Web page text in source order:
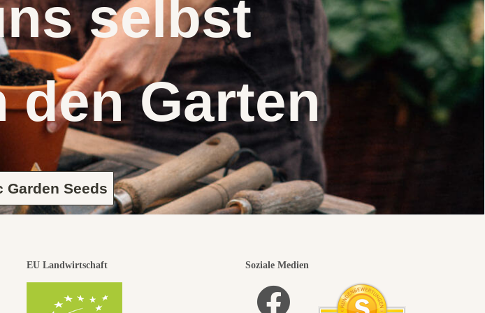
selbst
Garten
Garden Seeds
EU Landwirtschaft Soziale Medien